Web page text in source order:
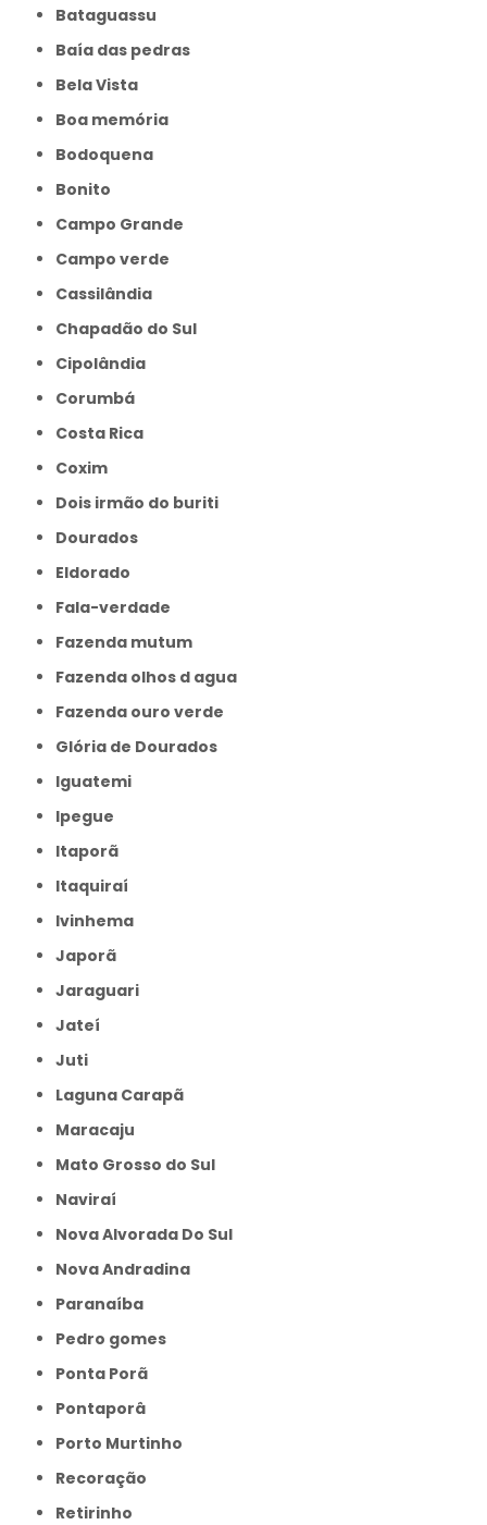
Bataguassu
Baía das pedras
Bela Vista
Boa memória
Bodoquena
Bonito
Campo Grande
Campo verde
Cassilândia
Chapadão do Sul
Cipolândia
Corumbá
Costa Rica
Coxim
Dois irmão do buriti
Dourados
Eldorado
Fala-verdade
Fazenda mutum
Fazenda olhos d agua
Fazenda ouro verde
Glória de Dourados
Iguatemi
Ipegue
Itaporã
Itaquiraí
Ivinhema
Japorã
Jaraguari
Jateí
Juti
Laguna Carapã
Maracaju
Mato Grosso do Sul
Naviraí
Nova Alvorada Do Sul
Nova Andradina
Paranaíba
Pedro gomes
Ponta Porã
Pontaporâ
Porto Murtinho
Recoração
Retirinho